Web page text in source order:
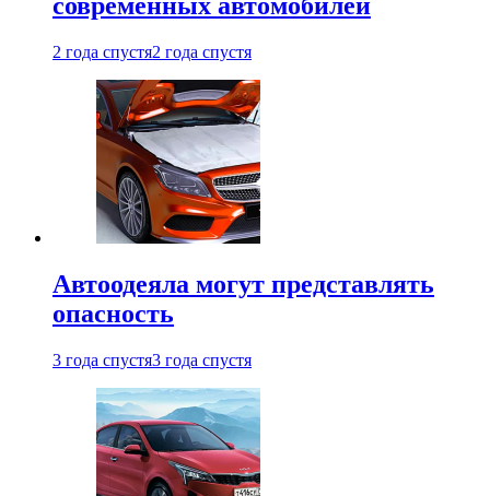
2 года спустя2 года спустя
Автоодеяла могут представлять
опасность
3 года спустя3 года спустя